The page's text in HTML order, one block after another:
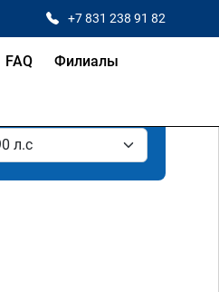
+7 831 238 91 82
FAQ Филиалы